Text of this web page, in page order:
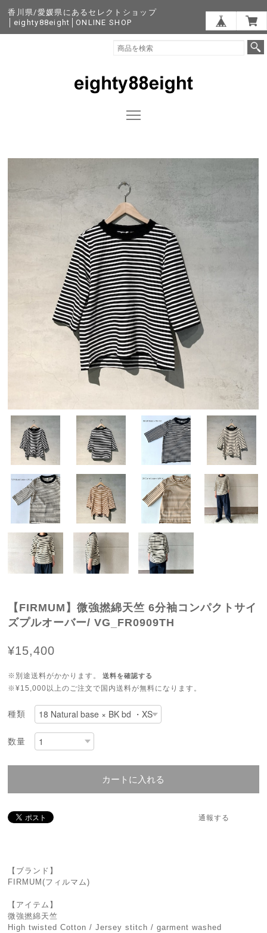
香川県/愛媛県にあるセレクトショップ
│eighty88eight│ONLINE SHOP
【FIRMUM】微強撚綿天竺 6分袖コンパクトサイ
ズプルオーバー/ VG_FR0909TH
¥15,400
※別途送料がかかります。 送料を確認する
※¥15,000以上のご注文で国内送料が無料になります。
種類
数量
カートに入れる
通報する
【ブランド】
FIRMUM(フィルマム)
【アイテム】
微強撚綿天竺
High twisted Cotton / Jersey stitch / garment washed